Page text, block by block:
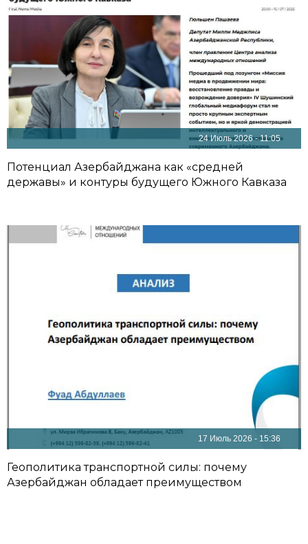
24 Июль 2026 - 11:05
Потенциал Азербайджана как «средней
державы» и контуры будущего Южного Кавказа
17 Июль 2026 - 15:36
Геополитика транспортной силы: почему
Азербайджан обладает преимуществом